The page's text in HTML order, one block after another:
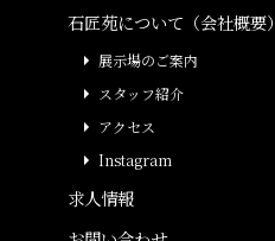
石匠苑について（会社概要）
展示場のご案内
スタッフ紹介
アクセス
Instagram
求人情報